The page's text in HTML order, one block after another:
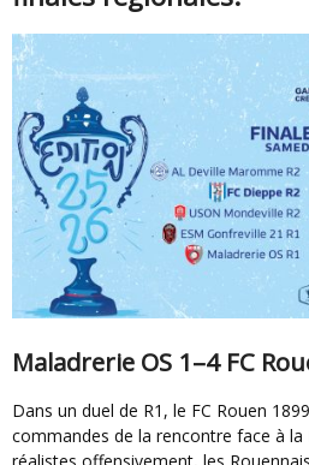
Maladrerie OS 1–4 FC
Dans un duel de R1, le FC Rouen 1899 prend rapidement les
commandes de la rencontre face à la